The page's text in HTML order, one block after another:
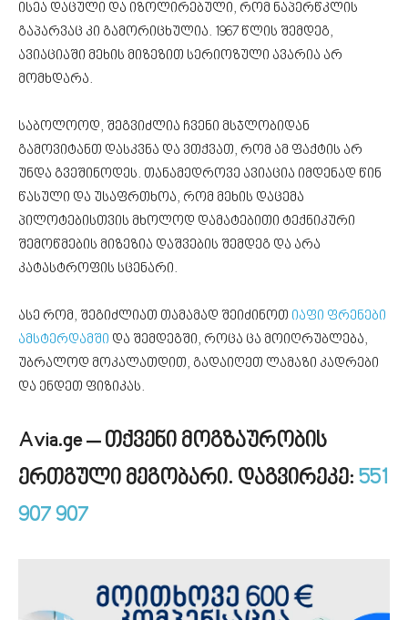
ისეა დაცული და იზოლირებული, რომ ნაპერწკლის
გაპარვაც კი გამორიცხულია. 1967 წლის შემდეგ,
ავიაციაში მეხის მიზეზით სერიოზული ავარია არ
მომხდარა.
საბოლოოდ, შეგვიძლია ჩვენი მსჯლობიდან
გამოვიტანთ დასკვნა და ვთქვათ, რომ ამ ფაქტის არ
უნდა გვეშინოდეს. თანამედროვე ავიაცია იმდენად წინ
წასული და უსაფრთხოა, რომ მეხის დაცემა
პილოტებისთვის მხოლოდ დამატებითი ტექნიკური
შემოწმების მიზეზია დაშვების შემდეგ და არა
კატასტროფის სცენარი.
ასე რომ, შეგიძლიათ თამამად შეიძინოთ იაფი ფრენები
ამსტერდამში და შემდეგში, როცა ცა მოიღრუბლება,
უბრალოდ მოკალათდით, გადაიღეთ ლამაზი კადრები
და ენდეთ ფიზიკას.
Avia.ge – თქვენი მოგზაურობის
ერთგული მეგობარი. დაგვირეკე: 551
907 907